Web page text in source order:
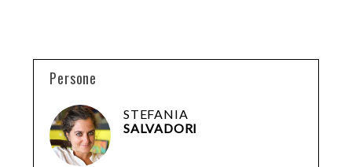
Persone
STEFANIA
SALVADORI